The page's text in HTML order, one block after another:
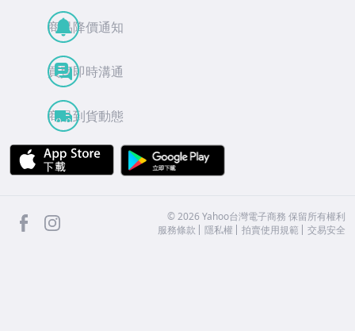
商品降價通知
買賣即時溝通
商品到貨動態
APP Store
facebook ©2026 Yahoo台灣電子商務 保留所有權利
服務條款
隱私權 拍賣使用規範 交易安全